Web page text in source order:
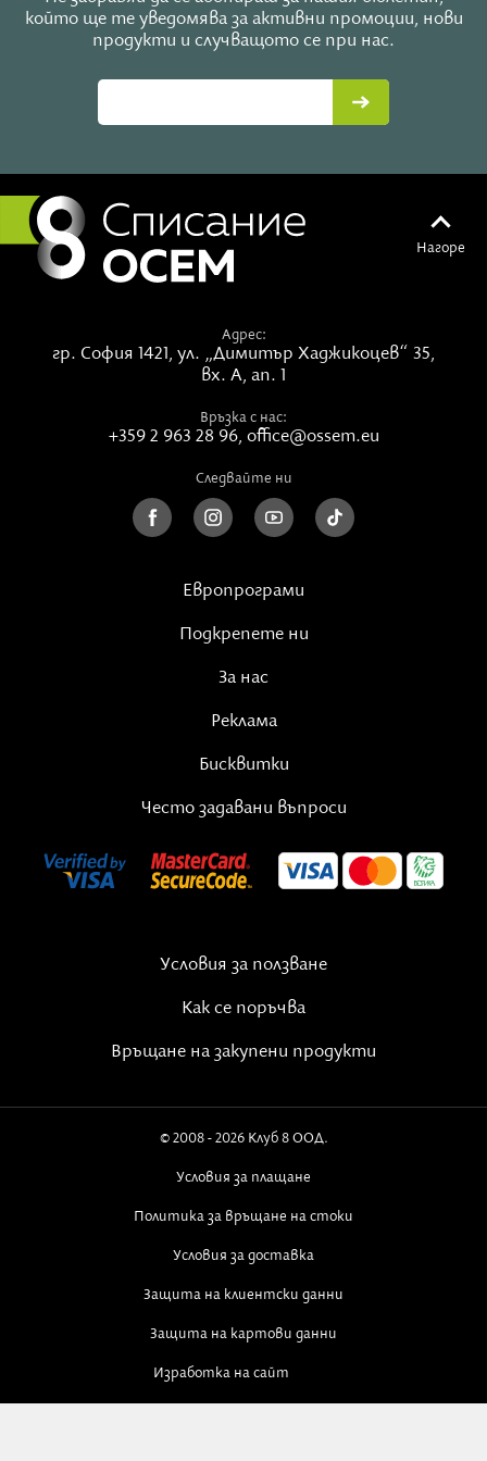
ddtherapy@mail.bg
www.dragomir-harizanov.com
LIVE в 8 със Списание 8
Къде: фейсбук страницата на Списание 8
Кога: 12 февруари (сряда), 20 ч.
Кой:Драгомир Харизанов
Тема:Защо все на мен?!
който ще те уведомява за активни промоции, нови
продукти и случващото се при нас.
Нагоре
Адрес:
гр. София 1421, ул. „Димитър Хаджикоцев“ 35,
вх. А, ап. 1
Връзка с нас:
+359 2 963 28 96, office@ossem.eu
Следвайте ни
Европрограми
Подкрепете ни
За нас
Реклама
Бисквитки
Често задавани въпроси
Условия за ползване
Как се поръчва
Връщане на закупени продукти
© 2008 - 2026 Клуб 8 ООД.
Условия за плащане
Политика за връщане на стоки
Условия за доставка
Защита на клиентски данни
Защита на картови данни
Изработка на сайт